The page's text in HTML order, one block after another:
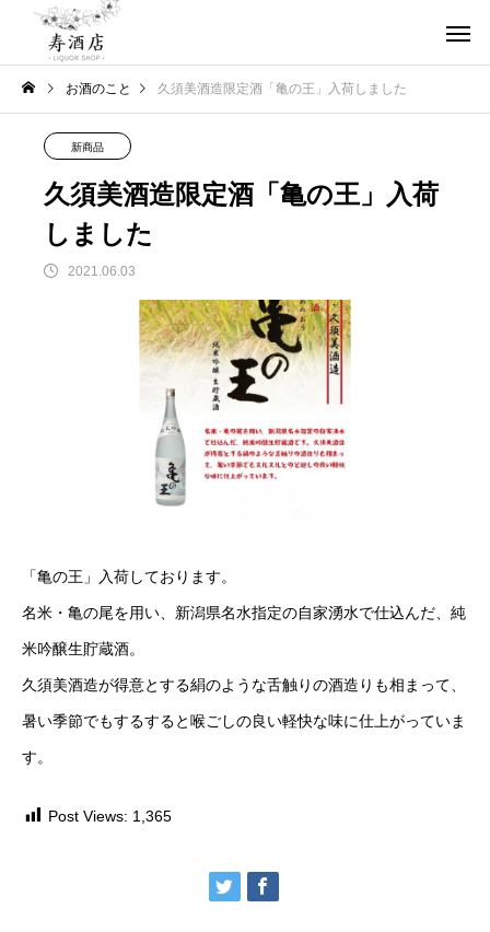
お酒のこと 久須美酒造限定酒「亀の王」入荷しました
新商品
久須美酒造限定酒「亀の王」入荷
しました
2021.06.03
「亀の王」入荷しております。
名米・亀の尾を用い、新潟県名水指定の自家湧水で仕込んだ、純
米吟醸生貯蔵酒。
久須美酒造が得意とする絹のような舌触りの酒造りも相まって、
暑い季節でもするすると喉ごしの良い軽快な味に仕上がっていま
す。
Post Views: 1,365